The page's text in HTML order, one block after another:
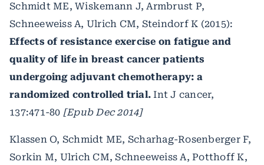
Schmidt ME, Wiskemann J, Armbrust P,
Schneeweiss A, Ulrich CM, Steindorf K (2015):
Effects of resistance exercise on fatigue and
quality of life in breast cancer patients
undergoing adjuvant chemotherapy: a
randomized controlled trial.Int J cancer,
137:471-80 [Epub Dec 2014]
Klassen O, Schmidt ME, Scharhag-Rosenberger F,
Sorkin M, Ulrich CM, Schneeweiss A, Potthoff K,